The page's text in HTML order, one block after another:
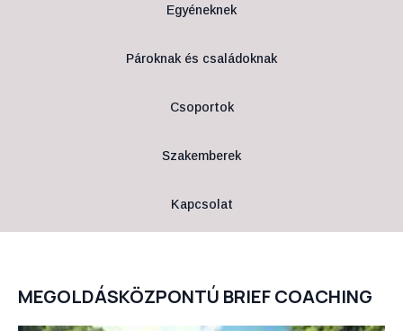
Egyéneknek
Pároknak és családoknak
Csoportok
Szakemberek
Kapcsolat
MEGOLDÁSKÖZPONTÚ BRIEF COACHING